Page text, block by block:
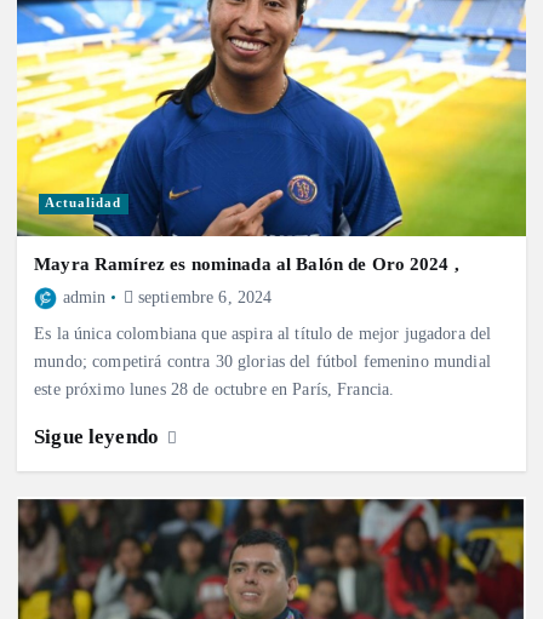
Actualidad
Mayra Ramírez es nominada al Balón de Oro 2024 ,
admin septiembre 6, 2024
Es la única colombiana que aspira al título de mejor jugadora del
mundo; competirá contra 30 glorias del fútbol femenino mundial
este próximo lunes 28 de octubre en París, Francia.
Sigue leyendo